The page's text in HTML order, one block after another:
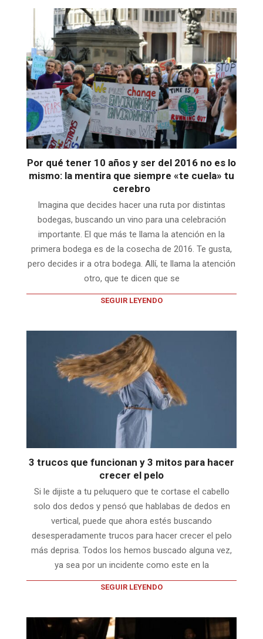
Por qué tener 10 años y ser del 2016 no es lo
mismo: la mentira que siempre «te cuela» tu
cerebro
Imagina que decides hacer una ruta por distintas
bodegas, buscando un vino para una celebración
importante. El que más te llama la atención en la
primera bodega es de la cosecha de 2016. Te gusta,
pero decides ir a otra bodega. Allí, te llama la atención
otro, que te dicen que se
SEGUIR LEYENDO
3 trucos que funcionan y 3 mitos para hacer
crecer el pelo
Si le dijiste a tu peluquero que te cortase el cabello
solo dos dedos y pensó que hablabas de dedos en
vertical, puede que ahora estés buscando
desesperadamente trucos para hacer crecer el pelo
más deprisa. Todos los hemos buscado alguna vez,
ya sea por un incidente como este en la
SEGUIR LEYENDO